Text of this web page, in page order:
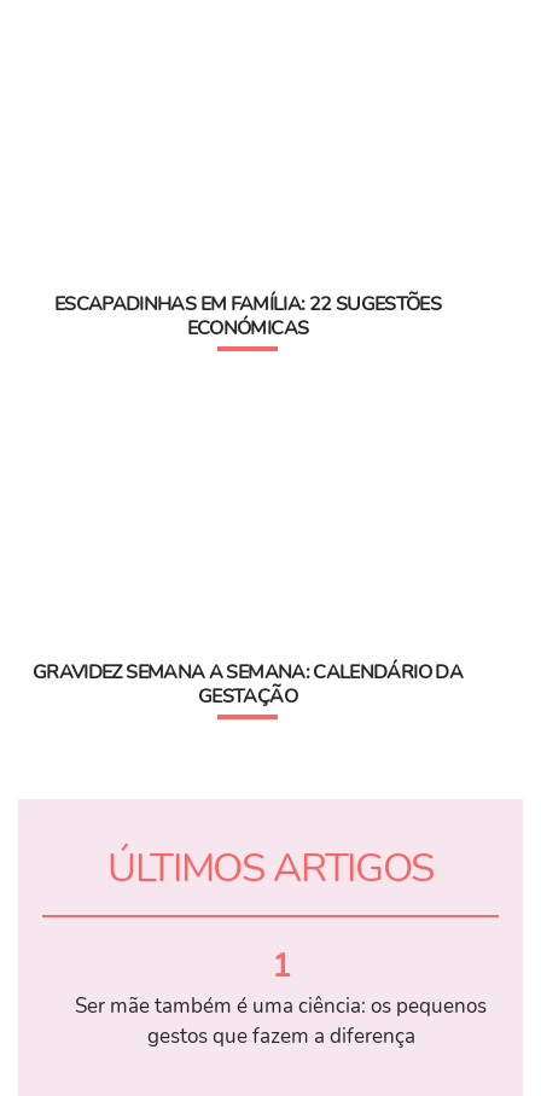
ESCAPADINHAS EM FAMÍLIA: 22 SUGESTÕES
ECONÓMICAS
GRAVIDEZ SEMANA A SEMANA: CALENDÁRIO DA
GESTAÇÃO
ÚLTIMOS ARTIGOS
1
Ser mãe também é uma ciência: os pequenos
gestos que fazem a diferença